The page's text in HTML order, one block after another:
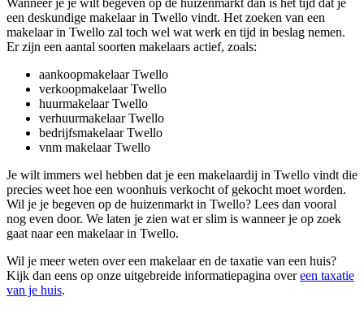
een deskundige makelaar in Twello vindt. Het zoeken van een
makelaar in Twello zal toch wel wat werk en tijd in beslag nemen.
Er zijn een aantal soorten makelaars actief, zoals:
aankoopmakelaar Twello
verkoopmakelaar Twello
huurmakelaar Twello
verhuurmakelaar Twello
bedrijfsmakelaar Twello
vnm makelaar Twello
Je wilt immers wel hebben dat je een makelaardij in Twello vindt die
precies weet hoe een woonhuis verkocht of gekocht moet worden.
Wil je je begeven op de huizenmarkt in Twello? Lees dan vooral
nog even door. We laten je zien wat er slim is wanneer je op zoek
gaat naar een makelaar in Twello.
Wil je meer weten over een makelaar en de taxatie van een huis?
Kijk dan eens op onze uitgebreide informatiepagina overeen taxatie
van je huis.